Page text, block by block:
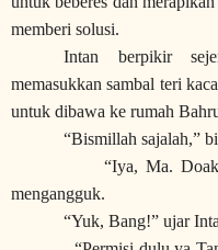
memberi solusi.
Intan berpikir
memasukkan sambal teri
untuk dibawa ke rumah
“Bismillah sajalah,”
“Iya, Ma.
mengangguk.
“Yuk, Bang!” ujar